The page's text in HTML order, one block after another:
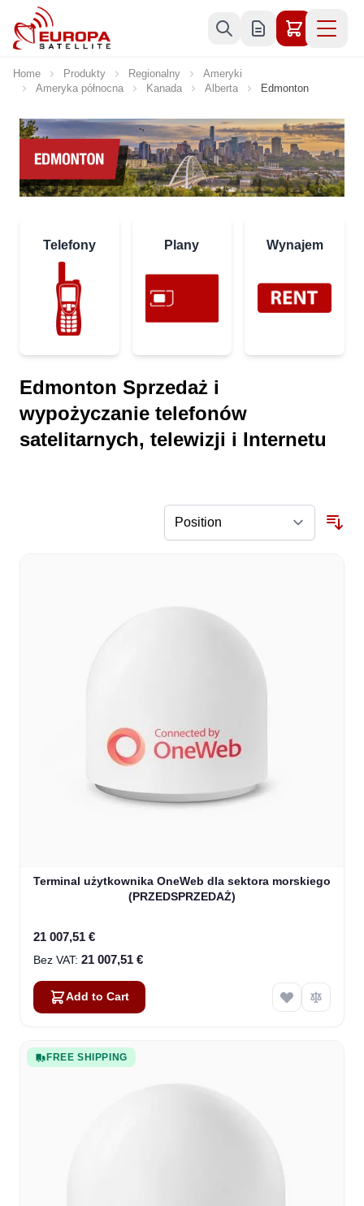
Skip to Content
Home Produkty Regionalny
Ameryki
Ameryka północna
Kanada Alberta Edmonton
Telefony Plany Wynajem
Edmonton Sprzedaż i
wypożyczanie telefonów
satelitarnych, telewizji i Internetu
Terminal użytkownika OneWeb dla sektora morskiego
(PRZEDSPRZEDAŻ)
21 007,51 €
21 007,51 €
Add to Cart
FREE SHIPPING